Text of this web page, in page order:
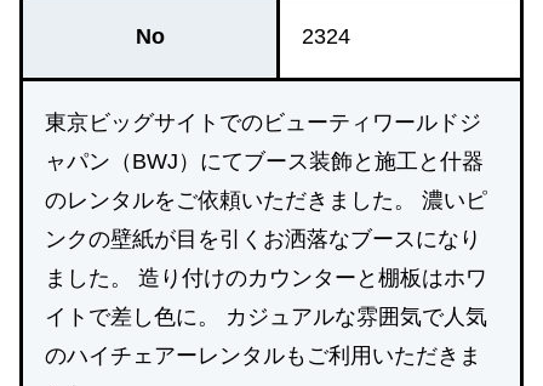
No 2324
東京ビッグサイトでのビューティワールドジ
ャパン（BWJ）にてブース装飾と施工と什器
のレンタルをご依頼いただきました。 濃いピ
ンクの壁紙が目を引くお洒落なブースになり
ました。 造り付けのカウンターと棚板はホワ
イトで差し色に。 カジュアルな雰囲気で人気
のハイチェアーレンタルもご利用いただきま